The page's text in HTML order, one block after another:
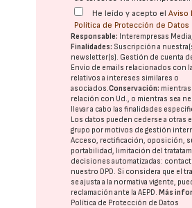
He leído y acepto elAviso
Política de Protección de Datos
Responsable: Interempresas
Finalidades: Suscripción a
newsletter(s). Gestión de cuenta
Envío de emails relacionados con
relativos a intereses similares o
asociados.Conservación: mientras
relación con Ud., o mientras sea
llevar a cabo las finalidades
Los datos pueden cederse a otras
grupo por motivos de gestión
Acceso, rectificación, oposición,
portabilidad, limitación del
decisiones automatizadas:
nuestro DPD. Si considera que el
se ajusta a la normativa vigente,
reclamación ante laAEPD.Más
Política de Protección de Datos